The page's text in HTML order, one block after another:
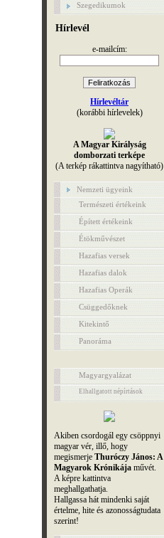
Szegedikumok
Hírlevél
e-mailcím:
Hírlevéltár
(korábbi hírlevelek)
A Magyar Királyság
domborzati terképe
(A terkép rákattintva nagyítható)
Nemzeti ügyeink
Természeti értékeink
Épített értékeink
Étökművészet
Hazafias versek
Hazafias dalok
Hazafias Operák
Csüggedőknek
Kitekintő
Panoráma
Magyargyalázat
Elhallgatott népírtások
Akiben csordogál egy csöppnyi
magyar vér, illő, hogy
megismerje Thuróczy János: A
Magyarok Krónikájaművét.
A képre kattintva
meghallgathatja.
Hallgassa hát mindenki saját
értelme, hite és azonosságtudata
szerint!